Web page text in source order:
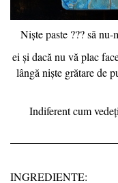
Niște paste ??? să
ei și dacă nu vă plac
lângă niște grătare de
Indiferent cum
INGREDIENTE: